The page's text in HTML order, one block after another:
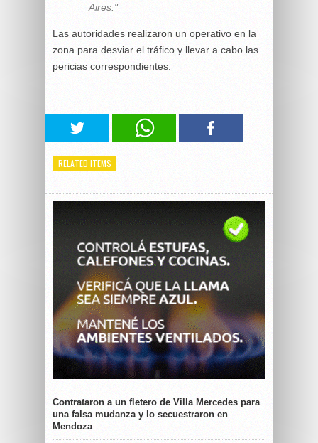
Aires."
Las autoridades realizaron un operativo en la
zona para desviar el tráfico y llevar a cabo las
pericias correspondientes.
RELATED ITEMS
Contrataron a un fletero de Villa Mercedes para
una falsa mudanza y lo secuestraron en
Mendoza